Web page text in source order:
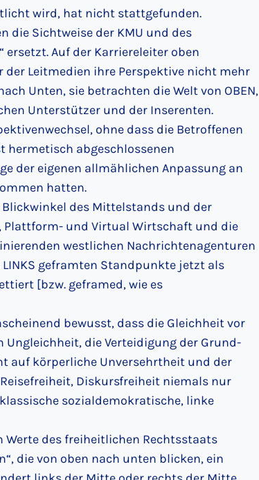
wird, hat nicht stattgefunden.
die Sichtweise der KMU und des
Auf der Karriereleiter oben
Leitmedien ihre Perspektive nicht mehr
Unten, sie betrachten die Welt von OBEN,
Unterstützer und der Inserenten.
ohne dass die Betroffenen
hermetisch abgeschlossenen
der eigenen allmählichen Anpassung an
hatten.
des Mittelstands und der
Plattform- und Virtual Wirtschaft und die
westlichen Nachrichtenagenturen
geframten Standpunkte jetzt als
[bzw. geframed, wie es
bewusst, dass die Gleichheit vor
Ungleichheit, die Verteidigung der Grund-
auf körperliche Unversehrtheit und der
Diskursfreiheit niemals nur
sozialdemokratische, linke
Werte des freiheitlichen Rechtsstaats
die von oben nach unten blicken, ein